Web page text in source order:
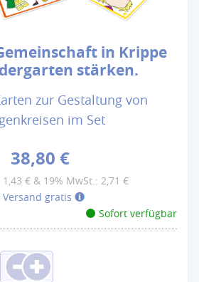
in Krippe
stärken.
zur Gestaltung von
im Set
38,80 €
€ & 19% MwSt.: 2,71 €
Versand gratis
Sofort verfügbar